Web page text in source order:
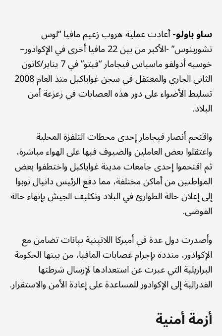
ساو باولو-أعادت عملية هروب زعيم مافيا “لوس
تشورينوس” -الأكبر من بين 22 مافيا أخرى في الإكوادور–
خوسيه أدولفو ماسياس فيجامار “فيتو” في 7 يناير/كانون
الثاني الجاري والمعتقل في سجن غواياكيل منذ العام 2008
تسليط الأضواء على دور هذه العصابات في زعزعة أمن
البلاد.
واقتحم أنصار فيجامار إحدى محطات التلفزة المحلية
واعتقلوا بعض العاملين والضيوف فيها على الهواء مباشرة،
ثم اقتحموا إحدى جامعات مدينة غواياكيل واختطفوا بعض
المواطنين من أماكن مختلفة، مما دفع الرئيس دانيال نوبوا
إلى إعلان حالة الطوارئ في البلاد وتكليف الجيش بإنهاء حالة
الفوضى.
وأصدرت دول عدة في أميركا اللاتينية بيانات تضامن مع
الإكوادور، منددة بإجرام عصابات المافيا، من بينها الحكومة
البرازيلية التي عبرت عن استعدادها لإرسال شرطتها
الفدرالية إلى الإكوادور للمساعدة على إعادة الأمن والاستقرار.
أزمة أمنية